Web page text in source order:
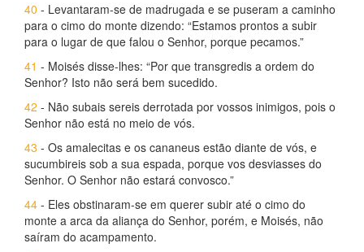
40 - Levantaram-se de madrugada e se puseram a caminho
para o cimo do monte dizendo: “Estamos prontos a subir
para o lugar de que falou o Senhor, porque pecamos.”
41 - Moisés disse-lhes: “Por que transgredis a ordem do
Senhor? Isto não será bem sucedido.
42 - Não subais sereis derrotada por vossos inimigos, pois o
Senhor não está no meio de vós.
43 - Os amalecitas e os cananeus estão diante de vós, e
sucumbireis sob a sua espada, porque vos desviasses do
Senhor. O Senhor não estará convosco.”
44 - Eles obstinaram-se em querer subir até o cimo do
monte a arca da aliança do Senhor, porém, e Moisés, não
saíram do acampamento.